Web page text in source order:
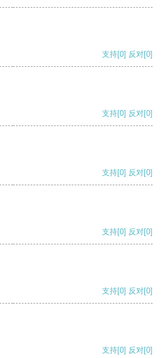
支持[0] 反对[0]
支持[0] 反对[0]
支持[0] 反对[0]
支持[0] 反对[0]
支持[0] 反对[0]
支持[0] 反对[0]